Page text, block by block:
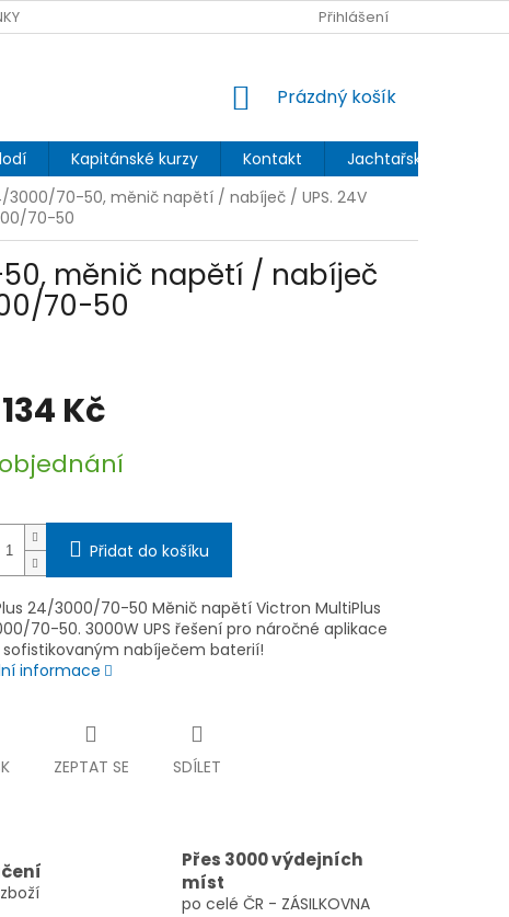
OCHRANY OSOBNÍCH ÚDAJŮ Přihlášení
NÁKUPNÍ
Prázdný košík
Kapitánské kurzy Kontakt Jachtařský blog
3000/70-50, měnič napětí / nabíječ / UPS. 24V
70-50
měnič napětí / nabíječ
70-50
Kč
Přidat do košíku
24/3000/70-50 Měnič napětí Victron MultiPlus
70-50. 3000W UPS řešení pro náročné aplikace
sofistikovaným nabíječem baterií!
informace
ZEPTAT SE SDÍLET
Přes 3000 výdejních
míst
po celé ČR - ZÁSILKOVNA